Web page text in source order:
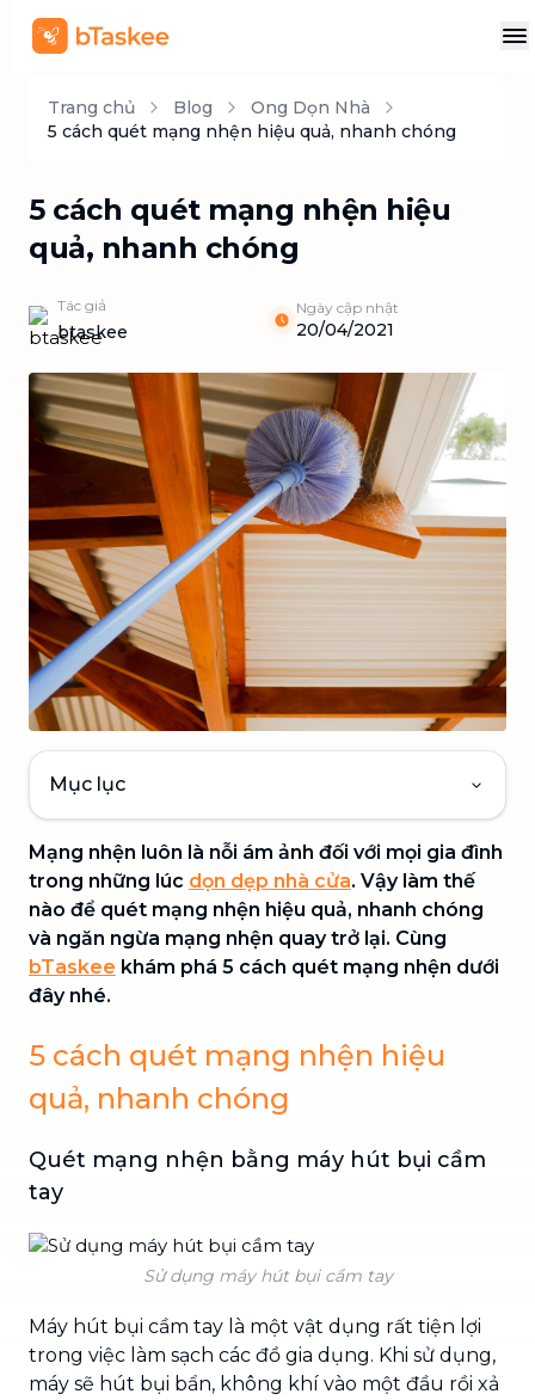
Trang chủ Blog
Ong Dọn Nhà
5 cách quét mạng nhện hiệu quả, nhanh chóng
5 cách quét mạng nhện hiệu
quả, nhanh chóng
Tác giả
btaskee
Ngày cập nhật
20/04/2021
Mục lục
Mạng nhện luôn là nỗi ám ảnh đối với mọi gia đình
trong những lúc dọn dẹp nhà cửa. Vậy làm thế
nào để quét mạng nhện hiệu quả, nhanh chóng
và ngăn ngừa mạng nhện quay trở lại. Cùng
bTaskee khám phá 5 cách quét mạng nhện dưới
đây nhé.
5 cách quét mạng nhện hiệu
quả, nhanh chóng
Quét mạng nhện bằng máy hút bụi cầm
tay
Sử dụng máy hút bụi cầm tay
Máy hút bụi cầm tay là một vật dụng rất tiện lợi
trong việc làm sạch các đồ gia dụng. Khi sử dụng,
máy sẽ hút bụi bẩn, không khí vào một đầu rồi xả